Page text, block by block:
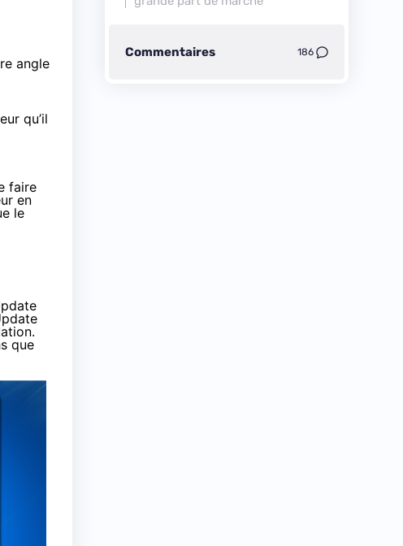
angle
qu’il
faire
en
le
que
Commentaires 186